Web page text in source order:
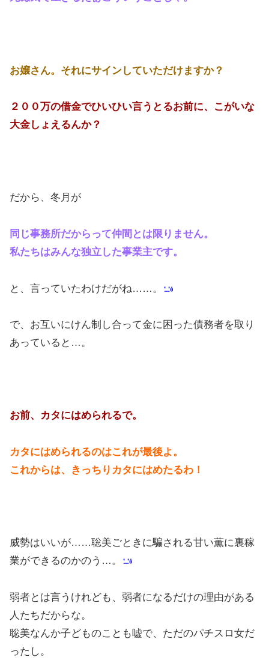
お嬢さん。それにサインしていただけますか？
２００万の借金でひいひい言うとるお前に、こがいな
大金しょえるんか？
だから、冬月が
同じ事務所だからって仲間とは限りません。
私たちはみんな独立した事業主です。
と、言っていたわけだがね……。
で、お互いにけん制し合って金に困った債務者を取り
あっていると…。
お前、カタにはめられるで。
カタにはめられるのはこれが最後よ。
これからは、きっちりカタにはめたるわ！
威勢はいいが……聡美ごときに騙される甘い薫に裏稼
業ができるのかのう…。
弱者とは言うけれども、弱者になるだけの理由がある
人たちだからな。
聡美なんか子どものことも嘘で、ただのパチスロ女だ
ったし。